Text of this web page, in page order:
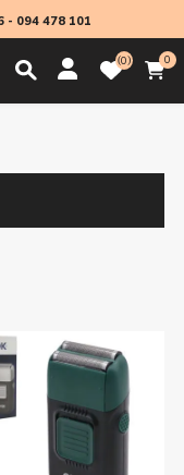
- 094 478 101
0 0